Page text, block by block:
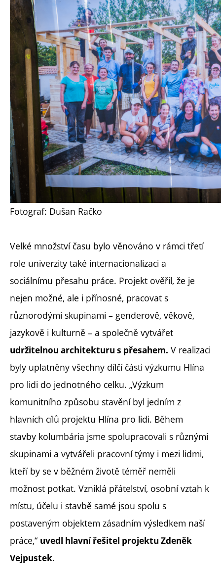
Fotograf: Dušan Račko
Velké množství času bylo věnováno v rámci třetí
role univerzity také internacionalizaci a
sociálnímu přesahu práce. Projekt ověřil, že je
nejen možné, ale i přínosné, pracovat s
různorodými skupinami – genderově, věkově,
jazykově i kulturně – a společně vytvářet
udržitelnou architekturu s přesahem. V realizaci
byly uplatněny všechny dílčí části výzkumu Hlína
pro lidi do jednotného celku. „Výzkum
komunitního způsobu stavění byl jedním z
hlavních cílů projektu Hlína pro lidi. Během
stavby kolumbária jsme spolupracovali s různými
skupinami a vytvářeli pracovní týmy i mezi lidmi,
kteří by se v běžném životě téměř neměli
možnost potkat. Vzniklá přátelství, osobní vztah k
místu, účelu i stavbě samé jsou spolu s
postaveným objektem zásadním výsledkem naší
práce,“ uvedl hlavní řešitel projektu Zdeněk
Vejpustek.